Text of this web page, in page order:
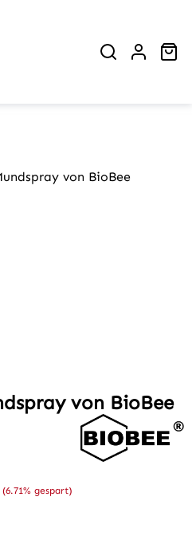
von BioBee
Preis:
(6.71% gespart)